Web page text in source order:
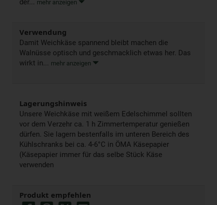
der... mehr anzeigen
Verwendung
Damit Weichkäse spannend bleibt machen die
Walnüsse optisch und geschmacklich etwas her. Das
wirkt in... mehr anzeigen
Lagerungshinweis
Unsere Weichkäse mit weißem Edelschimmel sollten
vor dem Verzehr ca. 1 h Zimmertemperatur genießen
dürfen. Sie lagern bestenfalls im unteren Bereich des
Kühlschranks bei ca. 4-6°C in ÖMA Käsepapier
(Käsepapier immer für das selbe Stück Käse
verwenden
Produkt empfehlen